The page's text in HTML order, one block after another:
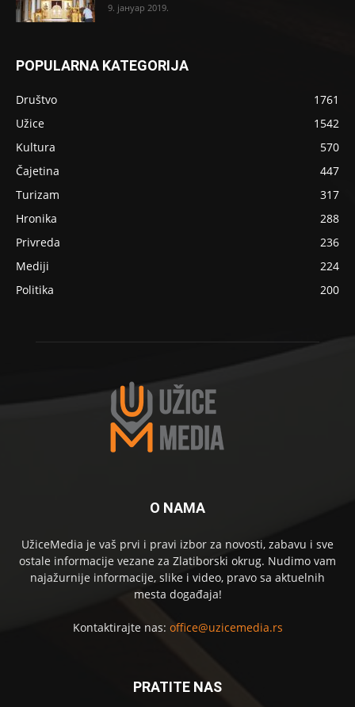
9. јануар 2019.
POPULARNA KATEGORIJA
Društvo
1761
Užice
1542
Kultura
570
Čajetina
447
Turizam
317
Hronika
288
Privreda
236
Mediji
224
Politika
200
O NAMA
UžiceMedia je vaš prvi i pravi izbor za novosti, zabavu i sve
ostale informacije vezane za Zlatiborski okrug. Nudimo vam
najažurnije informacije, slike i video, pravo sa aktuelnih
mesta događaja!
Kontaktirajte nas: office@uzicemedia.rs
PRATITE NAS